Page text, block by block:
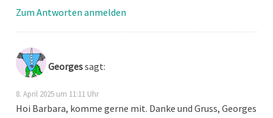
Zum Antworten anmelden
Georgessagt:
8. April 2025 um 11:11 Uhr
Hoi Barbara, komme gerne mit. Danke und Gruss, Georges